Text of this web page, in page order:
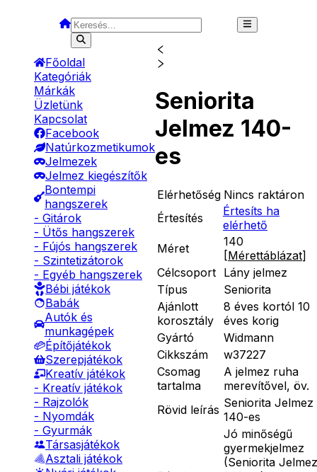
Főoldal
Kategóriák
Márkák
Üzletünk
Kapcsolat
Facebook
Natúrkozmetikumok
Jelmezek
Jelmez kiegészítők
Bontempi
hangszerek
- Gitárok
- Ütős hangszerek
- Fújós hangszerek
- Szintetizátorok
- Egyéb hangszerek
Bébi játékok
Babák
Autók és
munkagépek
Építőjátékok
Szerepjátékok
Kreatív játékok
- Kreatív játékok
- Rajzolók
- Nyomdák
- Gyurmák
Társasjátékok
Asztali játékok
Seniorita
Jelmez 140-
es
Elérhetőség Nincs raktáron
Értesítés
Értesíts ha
elérhető
Méret
140
[Mérettáblázat]
Célcsoport Lány jelmez
Típus
Seniorita
Ajánlott
korosztály
8 éves kortól 10
éves korig
Gyártó
Widmann
Cikkszám
w37227
Csomag
tartalma
A jelmez ruha
merevítővel, öv.
Rövid leírás Seniorita Jelmez
140-es
Jó minőségű
gyermekjelmez
(Seniorita Jelmez